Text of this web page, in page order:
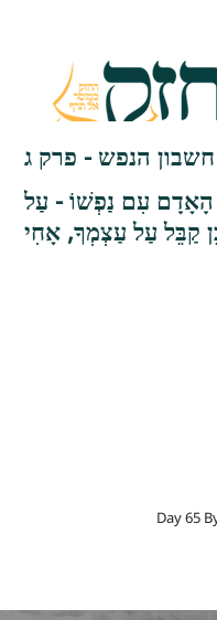
הנפש - פרק ג
עִם נַפְשׁוֹ - עַל
Day 65